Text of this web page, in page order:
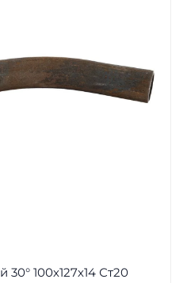
100х127х14 Ст20